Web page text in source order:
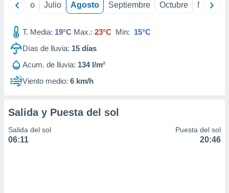
publicidad
1199
Junio Julio Agosto Septiembre Octubre
T. Media: 19°C Max.: 23°C Min: 15°C
Días de lluvia: 15 días
Acum. de lluvia: 134 l/m²
Viento medio: 6 km/h
Salida y Puesta del sol
Salida del sol
06:11
Puesta del sol
20:46